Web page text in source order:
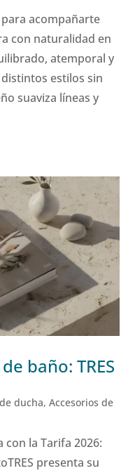
acompañarte
con naturalidad en
atemporal y
estilos sin
suaviza líneas y
baño: TRES
ducha,Accesorios de
con la Tarifa 2026:
presenta su